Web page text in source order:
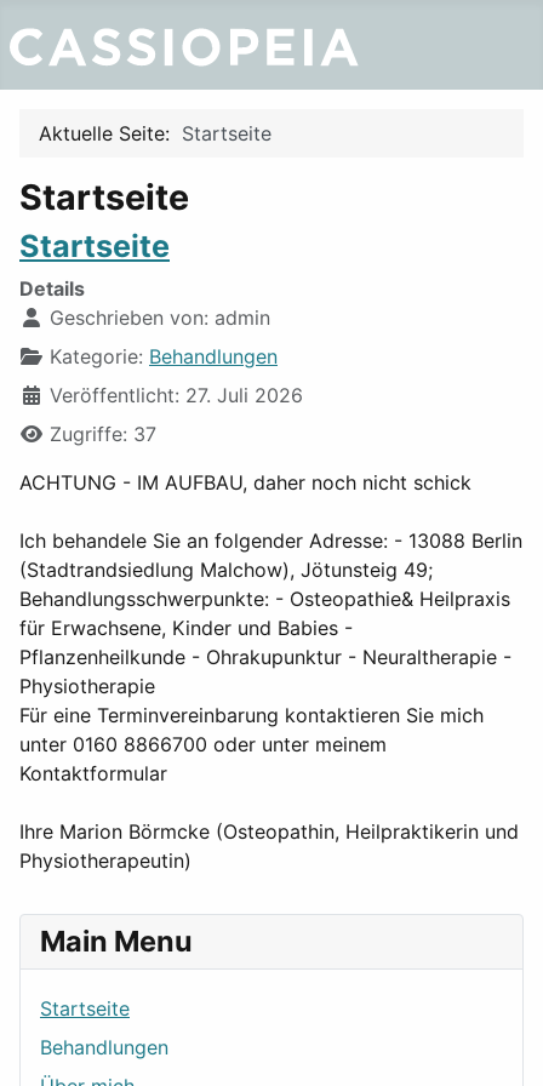
Aktuelle Seite: Startseite
Startseite
Startseite
Details
Geschrieben von: admin
Kategorie: Behandlungen
Veröffentlicht: 27. Juli 2026
Zugriffe: 37
ACHTUNG - IM AUFBAU, daher noch nicht schick
Ich behandele Sie an folgender Adresse: - 13088 Berlin
(Stadtrandsiedlung Malchow), Jötunsteig 49;
Behandlungsschwerpunkte: - Osteopathie& Heilpraxis
für Erwachsene, Kinder und Babies -
Pflanzenheilkunde - Ohrakupunktur - Neuraltherapie -
Physiotherapie
Für eine Terminvereinbarung kontaktieren Sie mich
unter 0160 8866700 oder unter meinem
Kontaktformular
Ihre Marion Börmcke (Osteopathin, Heilpraktikerin und
Physiotherapeutin)
Main Menu
Startseite
Behandlungen